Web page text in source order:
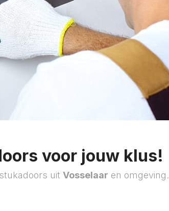
voor jouw klus!
uit Vosselaar en omgeving.